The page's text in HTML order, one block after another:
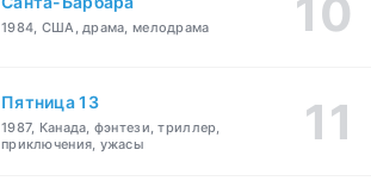
1984, США, драма, мелодрама
Пятница 13
1987, Канада, фэнтези, триллер,
приключения, ужасы